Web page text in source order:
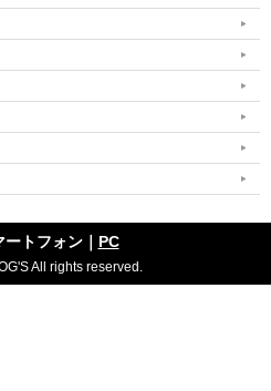
トフォン｜ PC
All rights reserved.